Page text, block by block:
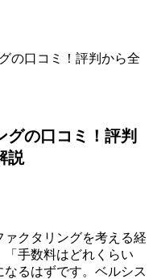
の口コミ！評判から全
グの口コミ！評判
説
クタリングを考える経
手数料はどれくらい
るはずです。ベルシス